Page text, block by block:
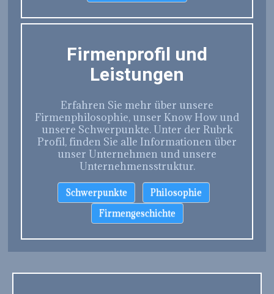
Firmenprofil und
Leistungen
Erfahren Sie mehr über unsere
Firmenphilosophie, unser Know How und
unsere Schwerpunkte. Unter der Rubrk
Profil, finden Sie alle Informationen über
unser Unternehmen und unsere
Unternehmensstruktur.
Schwerpunkte
Philosophie
Firmengeschichte